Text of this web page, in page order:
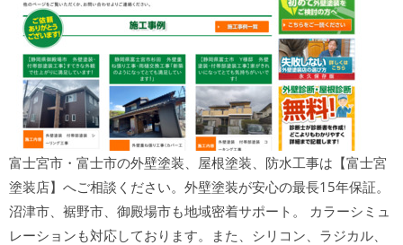
富士宮市・富士市の外壁塗装、屋根塗装、防水工事は【富士宮
塗装店】へご相談ください。外壁塗装が安心の最長15年保証。
沼津市、裾野市、御殿場市も地域密着サポート。 カラーシミュ
レーションも対応しております。また、シリコン、ラジカル、